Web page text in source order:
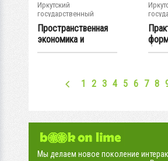
Иркутский
государственный
университет
Пространственная
экономика и
управление
1 2 3 4 5 6 7 8
Мы делаем новое поколение